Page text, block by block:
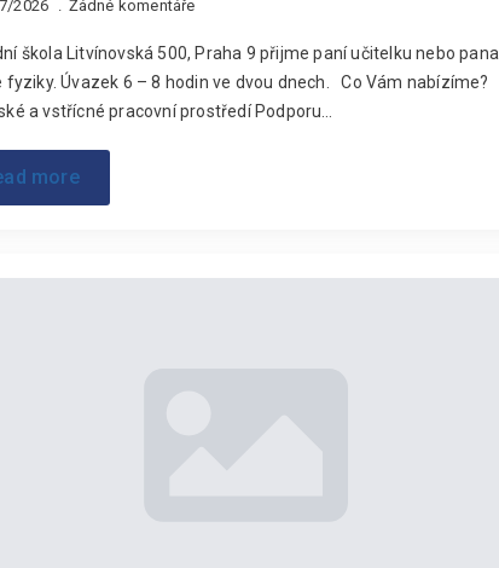
2026 Žádné komentáře
škola Litvínovská 500, Praha 9 přijme paní učitelku nebo pana
fyziky. Úvazek 6 – 8 hodin ve dvou dnech. Co Vám nabízíme?
a vstřícné pracovní prostředí Podporu…
more